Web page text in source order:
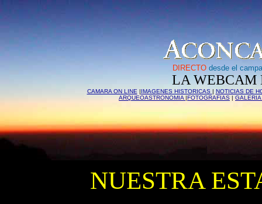
DIRECTOdesde el
LA WEBCAM
CAMARA ON LINE |IMAGENES HISTORICAS | NOTICIAS DE
ARQUEOASTRONOMIA |FOTOGRAFIAS | GALERIA
NUESTRA